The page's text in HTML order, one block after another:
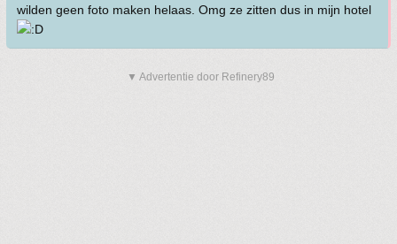
wilden geen foto maken helaas. Omg ze zitten dus in mijn hotel
▼ Advertentie door Refinery89